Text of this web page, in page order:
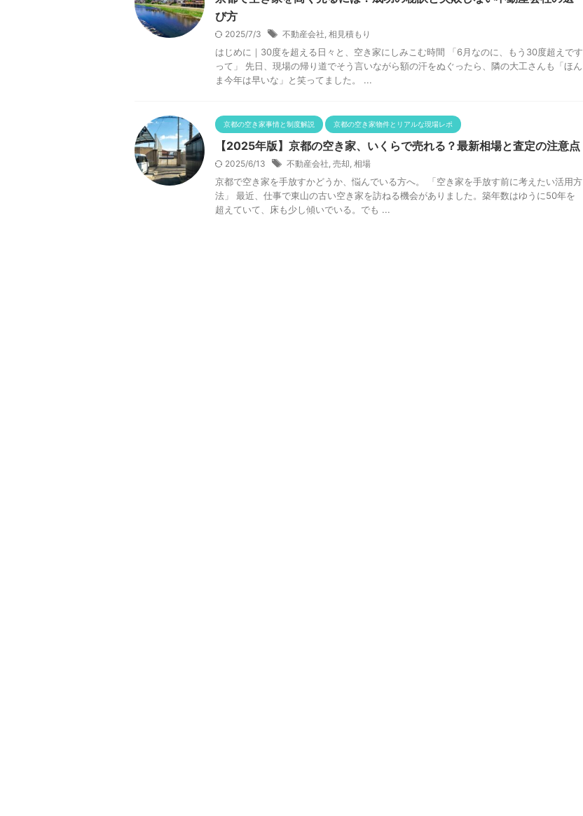
び方
2025/7/3 不動産会社, 相見積もり
はじめに｜30度を超える日々と、空き家にしみこむ時間 「6月なのに、もう30度超えです
って」 先日、現場の帰り道でそう言いながら額の汗をぬぐったら、隣の大工さんも「ほん
ま今年は早いな」と笑ってました。 ...
京都の空き家事情と制度解説 京都の空き家物件とリアルな現場レポ
【2025年版】京都の空き家、いくらで売れる？最新相場と査定の注意点
2025/6/13 不動産会社, 売却, 相場
京都で空き家を手放すかどうか、悩んでいる方へ。 「空き家を手放す前に考えたい活用方
法」 最近、仕事で東山の古い空き家を訪ねる機会がありました。築年数はゆうに50年を
超えていて、床も少し傾いでいる。でも ...